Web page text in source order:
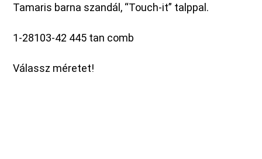
Tamaris barna szandál, “Touch-it” talppal.
1-28103-42 445 tan comb
Válassz méretet!